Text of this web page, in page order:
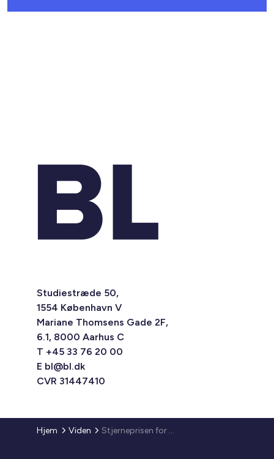
Studiestræde 50,
1554 København V
Mariane Thomsens Gade 2F,
6.1, 8000 Aarhus C
T +45 33 76 20 00
E bl@bl.dk
CVR 31447410
Hjem Viden Stjerneprisen for boligområder og bæredygtighed